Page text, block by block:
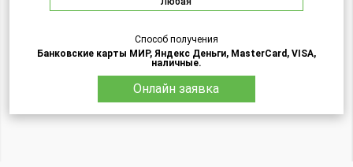
Способ получения
Банковские карты МИР, Яндекс Деньги, MasterCard, VISA,
наличные.
Онлайн заявка